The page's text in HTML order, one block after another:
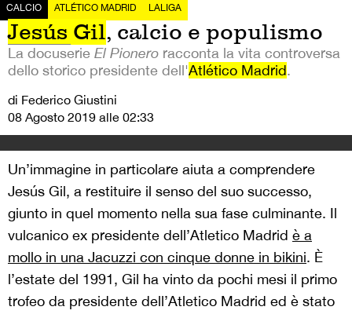
CALCIO ATLÉTICO MADRID LALIGA
Jesús Gil, calcio e populismo
La docuserie El Pionero racconta la vita controversa
dello storico presidente dell'Atlético Madrid.
di Federico Giustini
08 Agosto 2019 alle 02:33
Un’immagine in particolare aiuta a comprendere
Jesús Gil, a restituire il senso del suo successo,
giunto in quel momento nella sua fase culminante. Il
vulcanico ex presidente dell’Atletico Madrid è a
mollo in una Jacuzzi con cinque donne in bikini. È
l’estate del 1991, Gil ha vinto da pochi mesi il primo
trofeo da presidente dell’Atletico Madrid ed è stato